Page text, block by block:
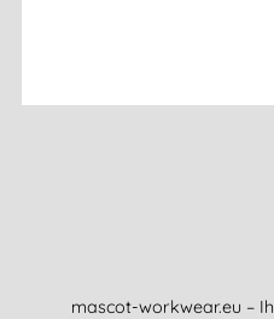
mascot-workwear.eu –